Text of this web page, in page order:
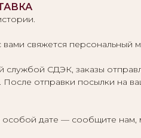
свяжется персональный
службой СДЭК, заказы
отправки посылки на
дате — сообщите